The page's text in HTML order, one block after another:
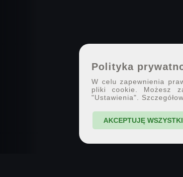
Polityka
W celu zapewnienia
pliki cookie. Możesz
"Ustawienia".
AKCEPTUJĘ